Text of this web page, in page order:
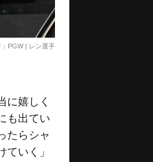
PGW | レン選手
に嬉しく
も出てい
たらシャ
いく」